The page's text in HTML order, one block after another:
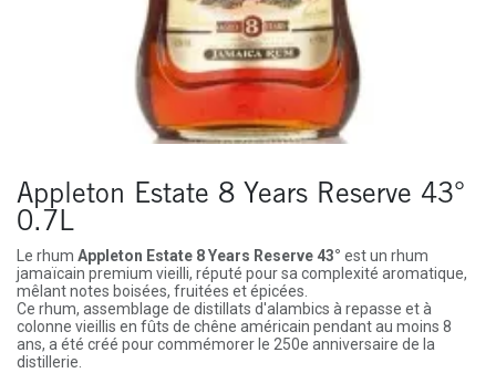
Appleton Estate 8 Years Reserve 43°
0.7L
Le rhum Appleton Estate 8 Years Reserve 43° est un rhum
jamaïcain premium vieilli, réputé pour sa complexité aromatique,
mêlant notes boisées, fruitées et épicées.
Ce rhum, assemblage de distillats d'alambics à repasse et à
colonne vieillis en fûts de chêne américain pendant au moins 8
ans, a été créé pour commémorer le 250e anniversaire de la
distillerie.